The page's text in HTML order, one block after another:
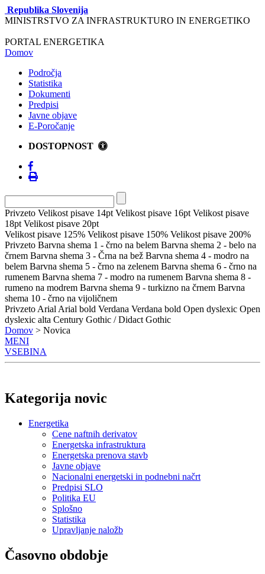
Republika Slovenija
MINISTRSTVO ZA INFRASTRUKTURO IN ENERGETIKO
PORTAL ENERGETIKA
Domov
Področja
Statistika
Dokumenti
Predpisi
Javne objave
E-Poročanje
DOSTOPNOST
Privzeto Velikost pisave 14pt Velikost pisave 16pt Velikost pisave
18pt Velikost pisave 20pt
Velikost pisave 125% Velikost pisave 150% Velikost pisave 200%
Privzeto Barvna shema 1 - črno na belem Barvna shema 2 - belo na
črnem Barvna shema 3 - Črna na bež Barvna shema 4 - modro na
belem Barvna shema 5 - črno na zelenem Barvna shema 6 - črno na
rumenem Barvna shema 7 - modro na rumenem Barvna shema 8 -
rumeno na modrem Barvna shema 9 - turkizno na črnem Barvna
shema 10 - črno na vijoličnem
Privzeto Arial Arial bold Verdana Verdana bold Open dyslexic Open
dyslexic alta Century Gothic / Didact Gothic
Domov > Novica
MENI
VSEBINA
Kategorija novic
Energetika
Cene naftnih derivatov
Energetska infrastruktura
Energetska prenova stavb
Javne objave
Nacionalni energetski in podnebni načrt
Predpisi SLO
Politika EU
Splošno
Statistika
Upravljanje naložb
Časovno obdobje